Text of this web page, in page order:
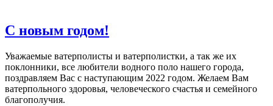
С новым годом!
Уважаемые ватерполисты и ватерполистки, а так же их
поклонники, все любители водного поло нашего города,
поздравляем Вас с наступающим 2022 годом. Желаем Вам
ватерпольного здоровья, человеческого счастья и семейного
благополучия.